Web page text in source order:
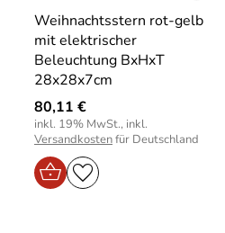
Weihnachtsstern rot-gelb
mit elektrischer
Beleuchtung BxHxT
28x28x7cm
80,11 €
inkl. 19% MwSt., inkl.
Versandkostenfür Deutschland